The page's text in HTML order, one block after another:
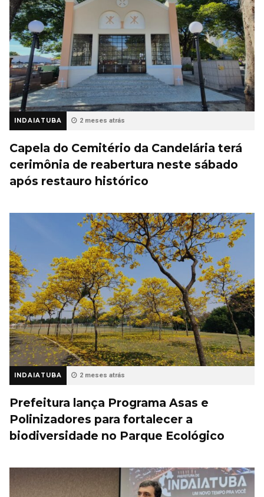
INDAIATUBA 2 meses atrás
Capela do Cemitério da Candelária terá
cerimônia de reabertura neste sábado
após restauro histórico
INDAIATUBA 2 meses atrás
Prefeitura lança Programa Asas e
Polinizadores para fortalecer a
biodiversidade no Parque Ecológico